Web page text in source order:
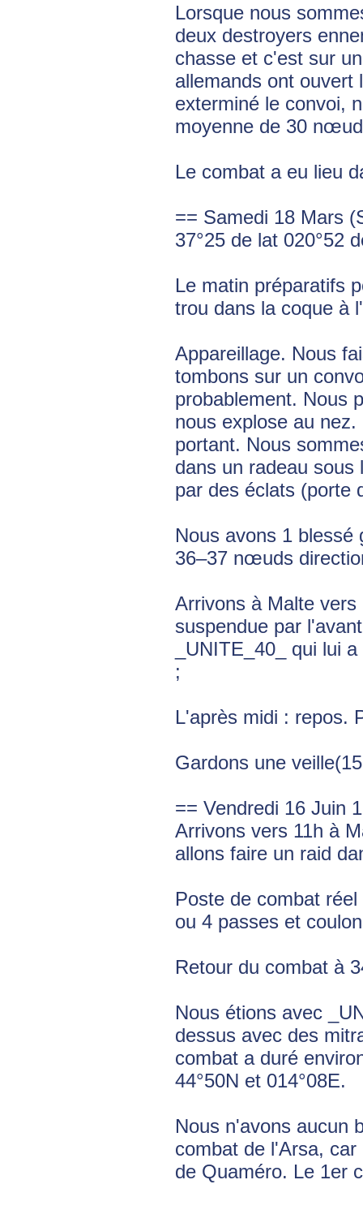
Lorsque nous
deux destroyers
chasse et c'est sur
allemands ont ouvert
exterminé le convoi,
moyenne de 30
Le combat a eu lieu
== Samedi 18 Mars
37°25 de lat 020°52
Le matin préparatifs
trou dans la coque à
Appareillage. Nous
tombons sur un
probablement. Nous
nous explose au
portant. Nous
dans un radeau
par des éclats (porte
Nous avons 1
36–37 nœuds
Arrivons à Malte
suspendue par
_UNITE_40_ qui lui
;
L'après midi : repos.
Gardons une
== Vendredi 16 Juin
Arrivons vers 11h à
allons faire un raid
Poste de combat
ou 4 passes et
Retour du combat à
Nous étions avec
dessus avec des
combat a duré
44°50N et 014°08E.
Nous n'avons aucun
combat de l'Arsa,
de Quaméro. Le 1er